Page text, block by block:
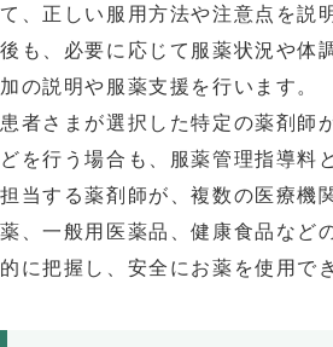
て、正しい服用方法や注意点を説
後も、必要に応じて服薬状況や体
加の説明や服薬支援を行います。
患者さまが選択した特定の薬剤師
どを行う場合も、服薬管理指導料
担当する薬剤師が、複数の医療機
薬、一般用医薬品、健康食品など
的に把握し、安全にお薬を使用で